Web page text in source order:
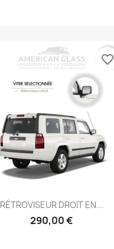
RÉTROVISEUR DROIT EN...
290,00 €
favorite_border